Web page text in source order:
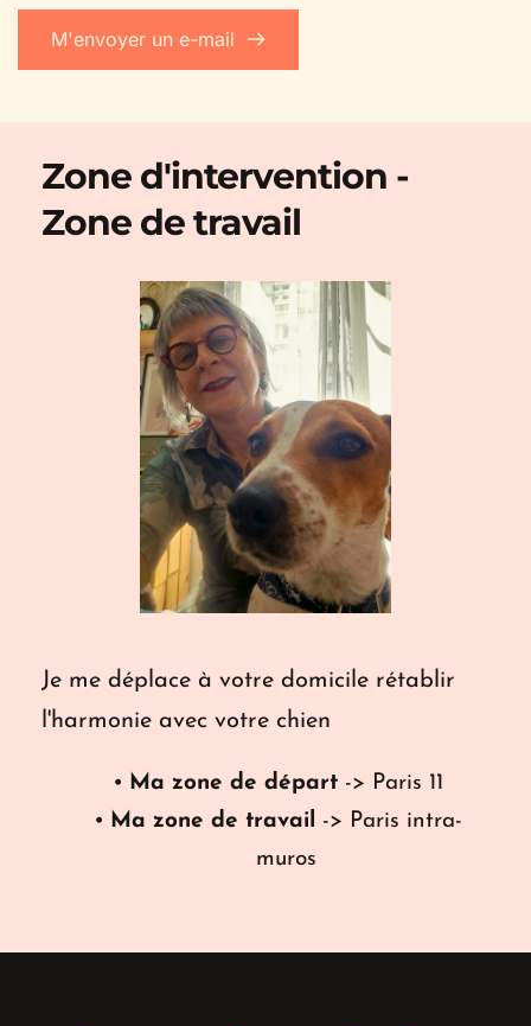
M'envoyer un e-mail
Zone d'intervention -
Zone de travail
Je me déplace à votre domicile rétablir
l'harmonie avec votre chien
Ma zone de départ -> Paris 11
Ma zone de travail -> Paris intra-
muros